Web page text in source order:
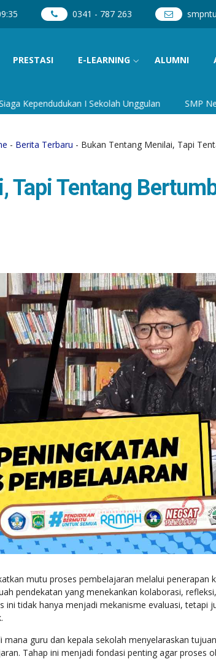
:36 0341 - 787 263
PRESTASI E-LEARNING ALUMNI
I Sekolah Unggulan SMP Negeri 1
- Berita Terbaru - Bukan Tentang Menilai, Tapi
Tapi Tentang
mutu proses pembelajaran melalui penerapan
pendekatan yang menekankan kolaborasi,
ini tidak hanya menjadi mekanisme evaluasi, tetapi
mana guru dan kepala sekolah menyelaraskan
Tahap ini menjadi fondasi penting agar proses